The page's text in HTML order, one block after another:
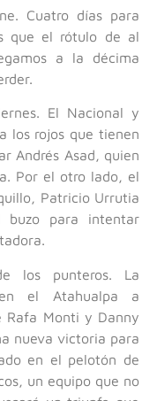
Cuatro días para
que el rótulo de al
a la décima
El Nacional y
los rojos que tienen
Andrés Asad, quien
Por el otro lado, el
Patricio Urrutia
para intentar
los punteros. La
el Atahualpa a
Rafa Monti y Danny
nueva victoria para
en el pelotón de
un equipo que no